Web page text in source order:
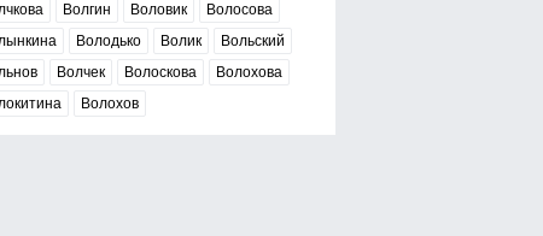
Волгин Воловик
Волосова
Володько Волик
Вольский
Волчек Волоскова
Волохова
Волохов